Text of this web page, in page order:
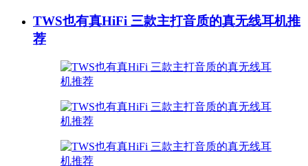
TWS也有真HiFi 三款主打音质的真无线耳机推
荐